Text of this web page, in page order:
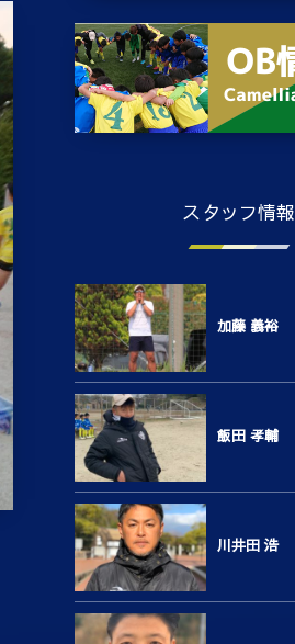
スタッフ情報
加藤 義裕
飯田 孝輔
川井田 浩